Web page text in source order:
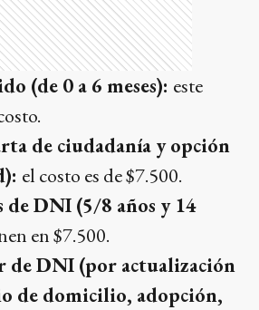
(de 0 a 6 meses): este
de ciudadanía y opción
el costo es de $7.500.
de DNI (5/8 años y 14
en $7.500.
de DNI (por actualización
de domicilio, adopción,